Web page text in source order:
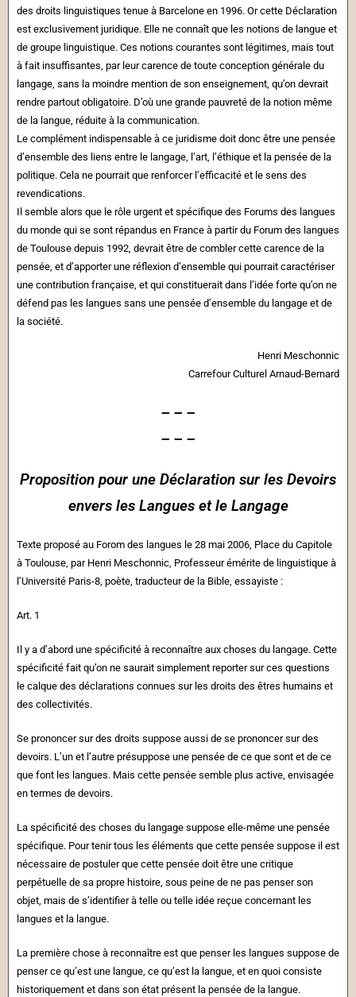
des droits linguistiques tenue à Barcelone en 1996. Or cette Déclaration
est exclusivement juridique. Elle ne connaît que les notions de langue et
de groupe linguistique. Ces notions courantes sont légitimes, mais tout
à fait insuffisantes, par leur carence de toute conception générale du
langage, sans la moindre mention de son enseignement, qu’on devrait
rendre partout obligatoire. D’où une grande pauvreté de la notion même
de la langue, réduite à la communication.
Le complément indispensable à ce juridisme doit donc être une pensée
d’ensemble des liens entre le langage, l’art, l’éthique et la pensée de la
politique. Cela ne pourrait que renforcer l’efficacité et le sens des
revendications.
Il semble alors que le rôle urgent et spécifique des Forums des langues
du monde qui se sont répandus en France à partir du Forum des langues
de Toulouse depuis 1992, devrait être de combler cette carence de la
pensée, et d’apporter une réflexion d’ensemble qui pourrait caractériser
une contribution française, et qui constituerait dans l’idée forte qu’on ne
défend pas les langues sans une pensée d’ensemble du langage et de
la société.
Henri Meschonnic
Carrefour Culturel Arnaud-Bernard
– – –
– – –
Proposition pour une Déclaration sur les Devoirs
envers les Langues et le Langage
Texte proposé au Forom des langues le 28 mai 2006, Place du Capitole
à Toulouse, par Henri Meschonnic, Professeur émérite de linguistique à
l’Université Paris-8, poète, traducteur de la Bible, essayiste :
Art. 1
Il y a d’abord une spécificité à reconnaître aux choses du langage. Cette
spécificité fait qu’on ne saurait simplement reporter sur ces questions
le calque des déclarations connues sur les droits des êtres humains et
des collectivités.
Se prononcer sur des droits suppose aussi de se prononcer sur des
devoirs. L’un et l’autre présuppose une pensée de ce que sont et de ce
que font les langues. Mais cette pensée semble plus active, envisagée
en termes de devoirs.
La spécificité des choses du langage suppose elle-même une pensée
spécifique. Pour tenir tous les éléments que cette pensée suppose il est
nécessaire de postuler que cette pensée doit être une critique
perpétuelle de sa propre histoire, sous peine de ne pas penser son
objet, mais de s’identifier à telle ou telle idée reçue concernant les
langues et la langue.
La première chose à reconnaître est que penser les langues suppose de
penser ce qu’est une langue, ce qu’est la langue, et en quoi consiste
historiquement et dans son état présent la pensée de la langue.